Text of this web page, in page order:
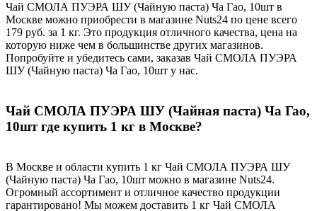
Чай СМОЛА ПУЭРА ШУ (Чайную паста) Ча Гао, 10шт в
Москве можно приобрести в магазине Nuts24 по цене всего
179 руб. за 1 кг. Это продукция отличного качества, цена на
которую ниже чем в большинстве других магазинов.
Попробуйте и убедитесь сами, заказав Чай СМОЛА ПУЭРА
ШУ (Чайную паста) Ча Гао, 10шт у нас.
Чай СМОЛА ПУЭРА ШУ (Чайная паста) Ча Гао,
10шт где купить 1 кг в Москве?
В Москве и области купить 1 кг Чай СМОЛА ПУЭРА ШУ
(Чайную паста) Ча Гао, 10шт можно в магазине Nuts24.
Огромный ассортимент и отличное качество продукции
гарантировано! Мы можем доставить 1 кг Чай СМОЛА